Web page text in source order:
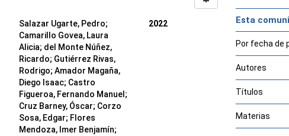
Salazar Ugarte, Pedro;
Camarillo Govea, Laura
Alicia; del Monte Núñez,
Ricardo; Gutiérrez Rivas,
Rodrigo; Amador Magaña,
Diego Isaac; Castro
Figueroa, Fernando Manuel ;
Cruz Barney, Óscar; Corzo
Sosa, Edgar; Flores
Mendoza, Imer Benjamín;
2022 Esta
Por fecha de
Autores
Títulos
Materias